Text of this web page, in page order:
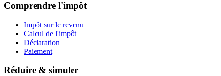
Comprendre l'impôt
Impôt sur le revenu
Calcul de l'impôt
Déclaration
Paiement
Réduire & simuler